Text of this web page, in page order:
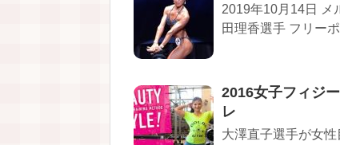
2019年10月14日 メ
田理香選手 フリー
2016女子フィジ
レ
大澤直子選手が女